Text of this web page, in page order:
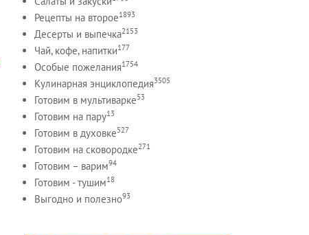
Рецепты на второе1893
Десерты и выпечка2153
Чай, кофе, напитки177
Особые пожелания1754
Кулинарная энциклопедия3505
Готовим в мультиварке53
Готовим на пару13
Готовим в духовке527
Готовим на сковородке271
Готовим – варим94
Готовим - тушим18
Выгодно и полезно93